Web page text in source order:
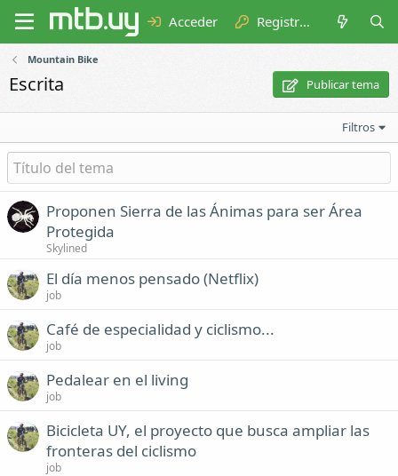
Acceder Registrarse
Mountain Bike
Escrita Publicar tema
Filtros
Proponen Sierra de las Ánimas para ser Área
Protegida
Skylined
El día menos pensado (Netflix)
job
Café de especialidad y ciclismo...
job
Pedalear en el living
job
Bicicleta UY, el proyecto que busca ampliar las
fronteras del ciclismo
job